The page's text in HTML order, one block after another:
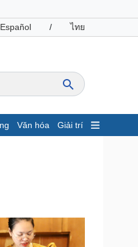
Español / ไทย
Văn hóa Giải trí
phê